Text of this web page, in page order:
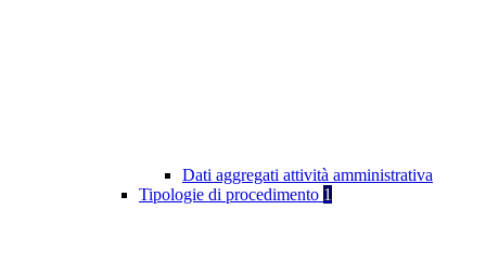
Dati aggregati attività amministrativa
Tipologie di procedimento 1